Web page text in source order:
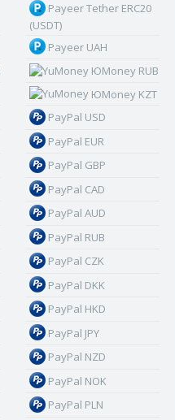
Payeer Tether ERC20
(USDT)
Payeer UAH
ЮMoney RUB
ЮMoney KZT
PayPal USD
PayPal EUR
PayPal GBP
PayPal CAD
PayPal AUD
PayPal RUB
PayPal CZK
PayPal DKK
PayPal HKD
PayPal JPY
PayPal NZD
PayPal NOK
PayPal PLN